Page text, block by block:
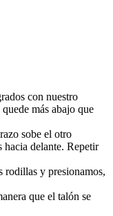
con nuestro
más abajo que
sobe el otro
hacia delante. Repetir
rodillas y presionamos,
que el talón se